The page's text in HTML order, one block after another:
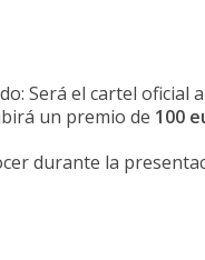
Será el cartel oficial
un premio de 100
durante la